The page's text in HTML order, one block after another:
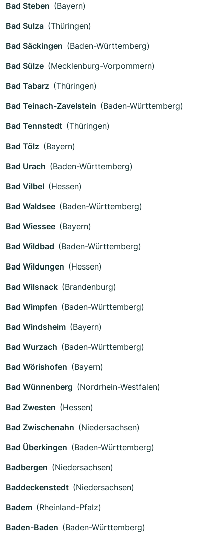
Bad Steben (Bayern)
Bad Sulza (Thüringen)
Bad Säckingen (Baden-Württemberg)
Bad Sülze (Mecklenburg-Vorpommern)
Bad Tabarz (Thüringen)
Bad Teinach-Zavelstein (Baden-Württemberg)
Bad Tennstedt (Thüringen)
Bad Tölz (Bayern)
Bad Urach (Baden-Württemberg)
Bad Vilbel (Hessen)
Bad Waldsee (Baden-Württemberg)
Bad Wiessee (Bayern)
Bad Wildbad (Baden-Württemberg)
Bad Wildungen (Hessen)
Bad Wilsnack (Brandenburg)
Bad Wimpfen (Baden-Württemberg)
Bad Windsheim (Bayern)
Bad Wurzach (Baden-Württemberg)
Bad Wörishofen (Bayern)
Bad Wünnenberg (Nordrhein-Westfalen)
Bad Zwesten (Hessen)
Bad Zwischenahn (Niedersachsen)
Bad Überkingen (Baden-Württemberg)
Badbergen (Niedersachsen)
Baddeckenstedt (Niedersachsen)
Badem (Rheinland-Pfalz)
Baden-Baden (Baden-Württemberg)